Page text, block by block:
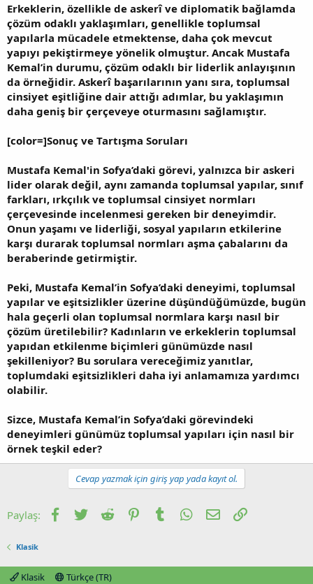
Erkeklerin, özellikle de askerî ve diplomatik bağlamda
çözüm odaklı yaklaşımları, genellikle toplumsal
yapılarla mücadele etmektense, daha çok mevcut
yapıyı pekiştirmeye yönelik olmuştur. Ancak Mustafa
Kemal’in durumu, çözüm odaklı bir liderlik anlayışının
da örneğidir. Askerî başarılarının yanı sıra, toplumsal
cinsiyet eşitliğine dair attığı adımlar, bu yaklaşımın
daha geniş bir çerçeveye oturmasını sağlamıştır.
[color=]Sonuç ve Tartışma Soruları
Mustafa Kemal'in Sofya’daki görevi, yalnızca bir askeri
lider olarak değil, aynı zamanda toplumsal yapılar, sınıf
farkları, ırkçılık ve toplumsal cinsiyet normları
çerçevesinde incelenmesi gereken bir deneyimdir.
Onun yaşamı ve liderliği, sosyal yapıların etkilerine
karşı durarak toplumsal normları aşma çabalarını da
beraberinde getirmiştir.
Peki, Mustafa Kemal’in Sofya’daki deneyimi, toplumsal
yapılar ve eşitsizlikler üzerine düşündüğümüzde, bugün
hala geçerli olan toplumsal normlara karşı nasıl bir
çözüm üretilebilir? Kadınların ve erkeklerin toplumsal
yapıdan etkilenme biçimleri günümüzde nasıl
şekilleniyor? Bu sorulara vereceğimiz yanıtlar,
toplumdaki eşitsizlikleri daha iyi anlamamıza yardımcı
olabilir.
Sizce, Mustafa Kemal’in Sofya’daki görevindeki
deneyimleri günümüz toplumsal yapıları için nasıl bir
örnek teşkil eder?
Cevap yazmak için giriş yap yada kayıt ol.
Paylaş: Facebook
TwitterReddit PinterestTumblrWhatsApp
E-postaLink
Klasik
Klasik Türkçe (TR)